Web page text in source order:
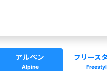
アルペン
Alpine
フリース